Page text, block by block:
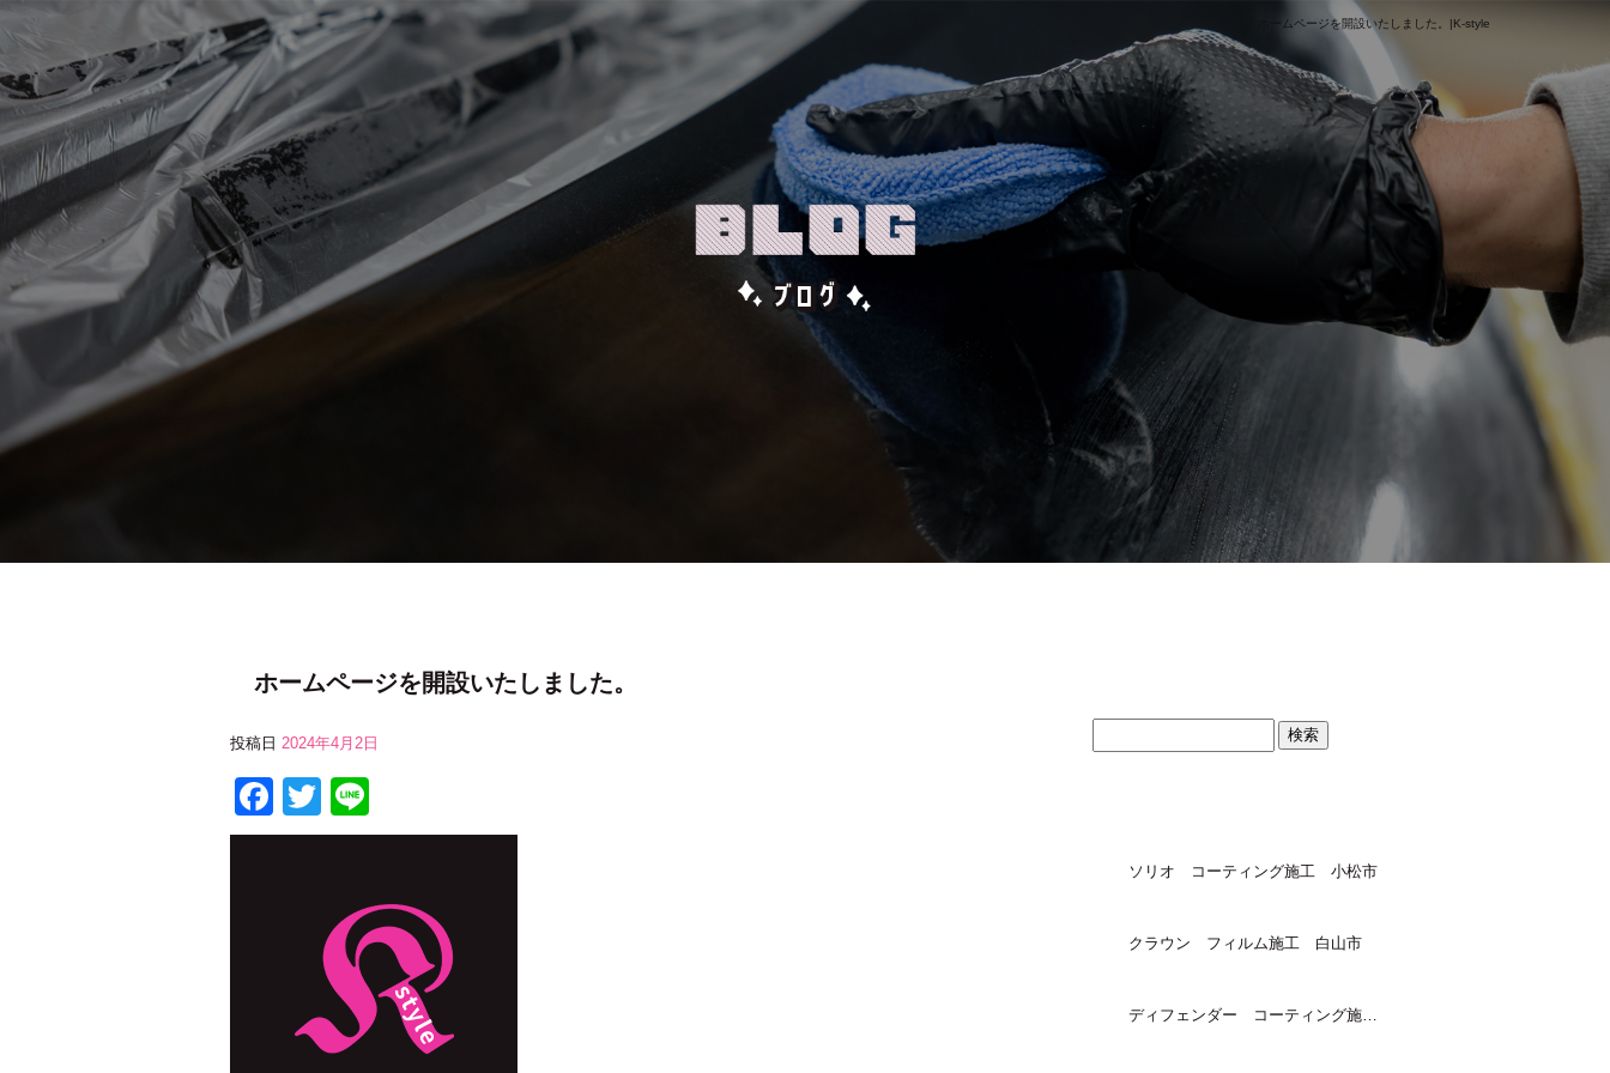
ホームページを開設いたしました。|K-style
ホームページを開設いたしました。
投稿日 2024年4月2日
F
a
T
wi
er
n
ソリオ コーティング施工 小松市
クラウン フィルム施工 白山市
ディフェンダー コーティング施工 小松市